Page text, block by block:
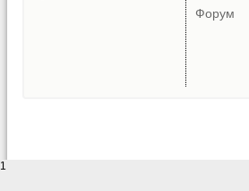
Форум
1